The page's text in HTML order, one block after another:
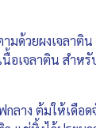
มด้วยผงเจลาติ
อเจลาติน สำห
ลาง ต้มให้เดือ